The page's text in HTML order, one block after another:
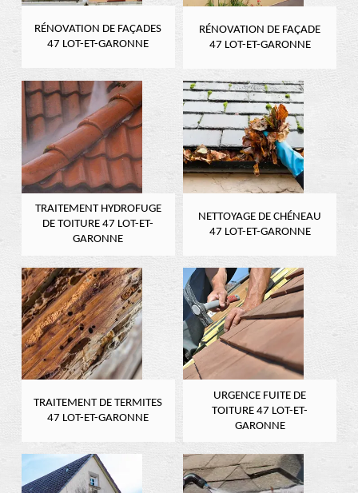
RÉNOVATION DE FAÇADES
47 LOT-ET-GARONNE
RÉNOVATION DE FAÇADE
47 LOT-ET-GARONNE
TRAITEMENT HYDROFUGE
DE TOITURE 47 LOT-ET-
GARONNE
NETTOYAGE DE CHÉNEAU
47 LOT-ET-GARONNE
TRAITEMENT DE TERMITES
47 LOT-ET-GARONNE
URGENCE FUITE DE
TOITURE 47 LOT-ET-
GARONNE